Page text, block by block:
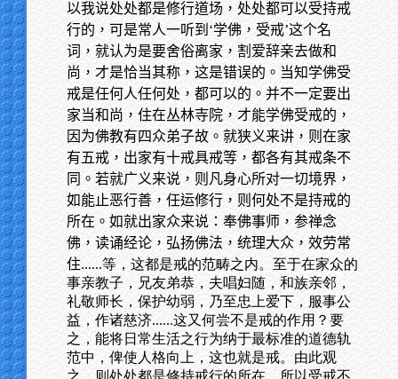
以我说处处都是修行道场，处处都可以受持戒
行的，可是常人一听到‘学佛，受戒’这个名
词，就认为是要舍俗离家，割爱辞亲去做和
尚，才是恰当其称，这是错误的。当知学佛受
戒是任何人任何处，都可以的。并不一定要出
家当和尚，住在丛林寺院，才能学佛受戒的，
因为佛教有四众弟子故。就狭义来讲，则在家
有五戒，出家有十戒具戒等，都各有其戒条不
同。若就广义来说，则凡身心所对一切境界，
如能止恶行善，任运修行，则何处不是持戒的
所在。如就出家众来说：奉佛事师，参禅念
佛，读诵经论，弘扬佛法，统理大众，效劳常
住......等，这都是戒的范畴之内。至于在家众的
事亲教子，兄友弟恭，夫唱妇随，和族亲邻，
礼敬师长，保护幼弱，乃至忠上爱下，服事公
益，作诸慈济......这又何尝不是戒的作用？要
之，能将日常生活之行为纳于最标准的道德轨
范中，俾使人格向上，这也就是戒。由此观
之，则处处都是修持戒行的所在。所以受戒不